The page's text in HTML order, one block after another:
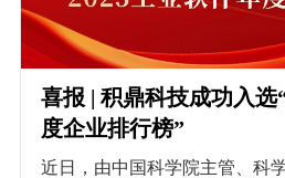
喜报 | 积鼎科技成功入选
度企业排行榜”
近日，由中国科学院主管、科